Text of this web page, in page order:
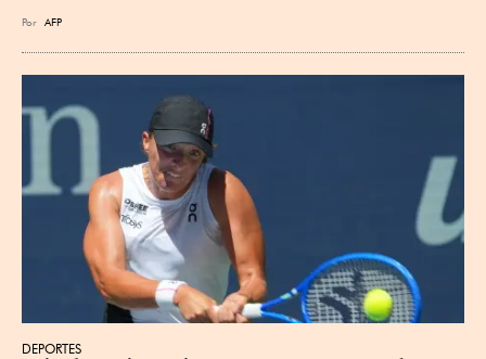
Por AFP
DEPORTES